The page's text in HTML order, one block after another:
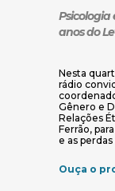
Psicologia
anos do
Nesta
rádio
Gênero e
Relações
Ferrão,
e as
Ouça o